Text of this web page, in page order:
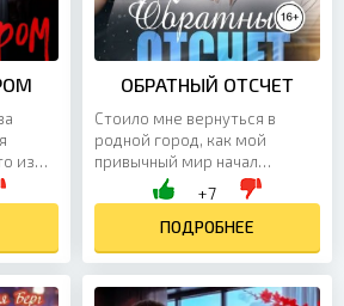
из
ОБРАТНЫЙ ОТСЧЕТ
Стоило мне вернуться в
родной город, как мой
привычный мир начал
рушиться. Семейные тайны,
давно считавшиеся
похороненными, всплыли
наружу. Работа...
+7
ПОДРОБНЕЕ